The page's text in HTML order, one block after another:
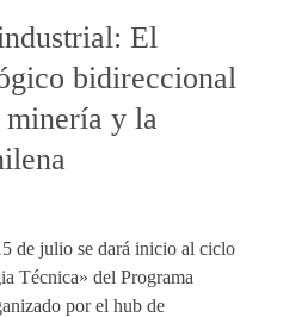
El
bidireccional
minería y la
de julio se dará inicio al ciclo
Técnica» del Programa
por el hub de